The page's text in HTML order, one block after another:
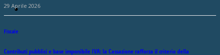
29 Aprile 2026
Fiscale
Contributi pubblici e base imponibile IVA: la Cassazione rafforza il criterio della